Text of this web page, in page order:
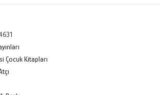
Çocuk Kitapları